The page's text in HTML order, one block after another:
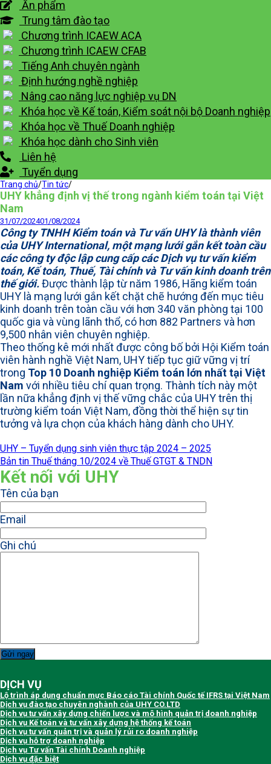
Ấn phẩm
Trung tâm đào tạo
Chương trình ICAEW ACA
Chương trình ICAEW CFAB
Tiếng Anh chuyên ngành
Định hướng nghề nghiệp
Nâng cao năng lực nghiệp vụ DN
Khóa học về Kế toán, Kiểm soát nội bộ Doanh nghiệp
Khóa học về Thuế Doanh nghiệp
Khóa học dành cho Sinh viên
Liên hệ
Tuyển dụng
Trang chủ/Tin tức/
UHY khẳng định vị thế trong ngành kiểm toán tại Việt
Nam
31/07/202401/08/2024
Công ty TNHH Kiểm toán và Tư vấn UHY là thành viên
của UHY International, một mạng lưới gắn kết toàn cầu
các công ty độc lập cung cấp các Dịch vụ tư vấn kiểm
toán, Kế toán, Thuế, Tài chính và Tư vấn kinh doanh trên
thế giới.Được thành lập từ năm 1986, Hãng kiểm toán
UHY là mạng lưới gắn kết chặt chẽ hướng đến mục tiêu
kinh doanh trên toàn cầu với hơn 340 văn phòng tại 100
quốc gia và vùng lãnh thổ, có hơn 882 Partners và hơn
9,500 nhân viên chuyên nghiệp.
Theo thống kê mới nhất được công bố bởi Hội Kiểm toán
viên hành nghề Việt Nam, UHY tiếp tục giữ vững vị trí
trong Top 10 Doanh nghiệp Kiểm toán lớn nhất tại Việt
Nam với nhiều tiêu chí quan trọng. Thành tích này một
lần nữa khẳng định vị thế vững chắc của UHY trên thị
trường kiểm toán Việt Nam, đồng thời thể hiện sự tin
tưởng và lựa chọn của khách hàng dành cho UHY.
UHY – Tuyển dụng sinh viên thực tập 2024 – 2025
Bản tin Thuế tháng 10/2024 về Thuế GTGT & TNDN
Kết nối với UHY
Tên của bạn
Email
Ghi chú
DỊCH VỤ
Lộ trình áp dụng chuẩn mực Báo cáo Tài chính Quốc tế IFRS tại Việt Nam
Dịch vụ đào tạo chuyên nghành của UHY CO.LTD
Dịch vụ tư vấn xây dựng chiến lược và mô hình quản trị doanh nghiệp
Dịch vụ Kế toán và tư vấn xây dựng hệ thống kế toán
Dịch vụ tư vấn quản trị và quản lý rủi ro doanh nghiệp
Dịch vụ hỗ trợ doanh nghiệp
Dịch vụ Tư vấn Tài chính Doanh nghiệp
Dịch vụ đặc biệt